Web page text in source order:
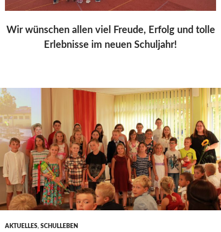
Wir wünschen allen viel Freude, Erfolg und tolle
Erlebnisse im neuen Schuljahr!
AKTUELLES, SCHULLEBEN